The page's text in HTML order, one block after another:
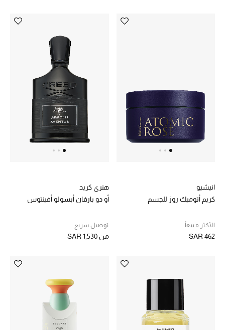
انيشيو
كريم أتوميك روز للجسم
الأكثر مبيعاً
SAR 462
هنري كريد
أو دو بارفان أبسولو أفينتوس
توصيل سريع
من SAR 1,530